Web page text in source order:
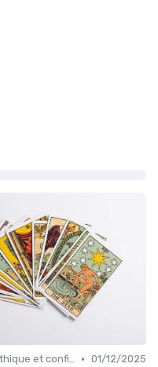
Éthique et confidentialité • 01/12/2025